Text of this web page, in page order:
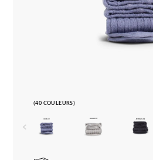
(40 COULEURS)